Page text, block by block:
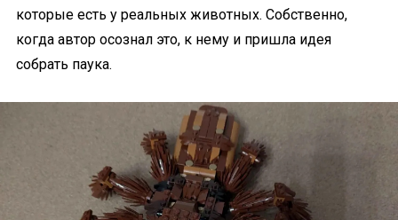
которые есть у реальных животных. Собственно,
когда автор осознал это, к нему и пришла идея
собрать паука.